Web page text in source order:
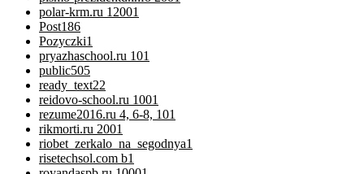
polar-krm.ru 12001
Post186
Pozyczki1
pryazhaschool.ru 101
public505
ready_text22
reidovo-school.ru 1001
rezume2016.ru 4, 6-8, 101
rikmorti.ru 2001
riobet_zerkalo_na_segodnya1
risetechsol.com b1